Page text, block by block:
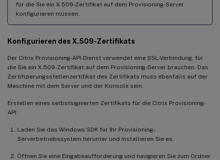
für die Sie ein X.509-Zertifikat auf dem Provisioning-Server
konfigurieren müssen.
Konfigurieren des X.509-Zertifikats
Der Citrix Provisioning-API-Dienst verwendet eine SSL-Verbindung, für
die Sie ein X.509-Zertifikat auf dem Provisioning-Server brauchen. Das
Zertifizierungsstellenzertifikat des Zertifikats muss ebenfalls auf der
Maschine mit dem Server und der Konsole sein.
Erstellen eines selbstsignierten Zertifikats für die Citrix Provisioning-
API:
Laden Sie das Windows SDK für Ihr Provisioning-
Serverbetriebssystem herunter und installieren Sie es.
Öffnen Sie eine Eingabeaufforderung und navigieren Sie zum Ordner